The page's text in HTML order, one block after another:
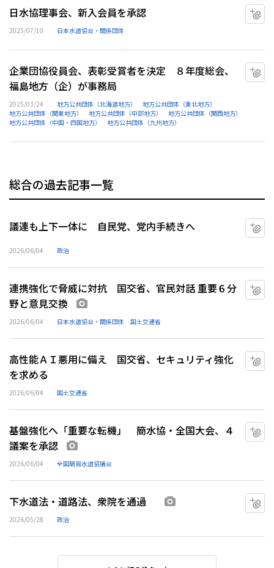
日水協理事会、新入会員を承認
2025/07/10 日本水道協会・関係団体
企業団協役員会、表彰受賞者を決定 ８年度総会、
福島地方（企）が事務局
2025/03/24 地方公共団体（北海道地方）
地方公共団体（東北地方）
地方公共団体（関東地方）
地方公共団体（中部地方）
地方公共団体（関西地方）
地方公共団体（中国・四国地方）
地方公共団体（九州地方）
総合の過去記事一覧
議連も上下一体に 自民党、党内手続きへ
2026/06/04 政治
連携強化で脅威に対抗 国交省、官民対話 重要６分
野と意見交換
2026/06/04 日本水道協会・関係団体 国土交通省
高性能ＡＩ悪用に備え 国交省、セキュリティ強化
を求める
2026/06/04 国土交通省
基盤強化へ「重要な転機」 簡水協・全国大会、４
議案を承認
2026/06/04 全国簡易水道協議会
下水道法・道路法、衆院を通過
2026/05/28 政治